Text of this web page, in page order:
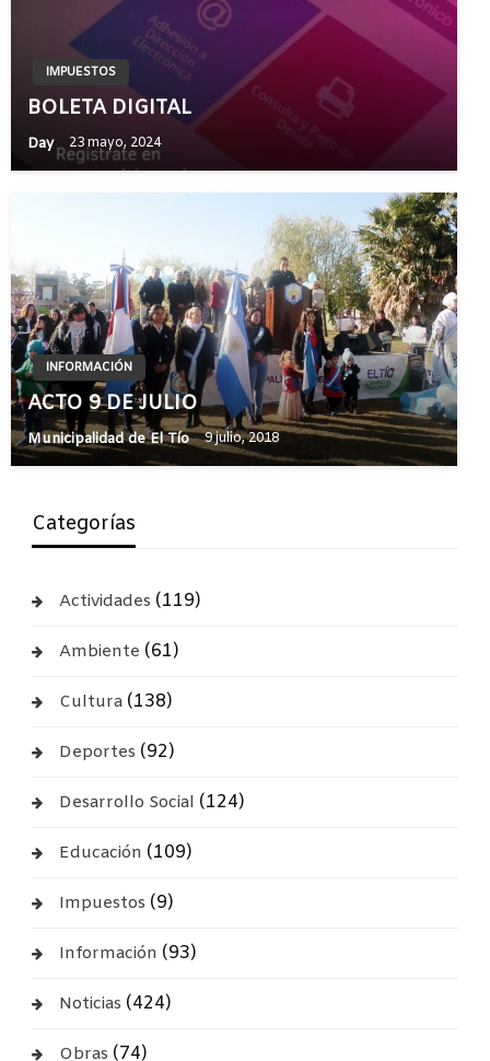
IMPUESTOS
BOLETA DIGITAL
Day 23 mayo, 2024
INFORMACIÓN
ACTO 9 DE JULIO
Municipalidad de El Tío 9 julio, 2018
Categorías
Actividades (119)
Ambiente (61)
Cultura(138)
Deportes (92)
Desarrollo Social (124)
Educación (109)
Impuestos (9)
Información (93)
Noticias (424)
Obras (74)